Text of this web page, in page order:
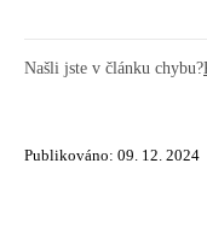
Našli jste v článku chybu?
Publikováno: 09. 12. 2024